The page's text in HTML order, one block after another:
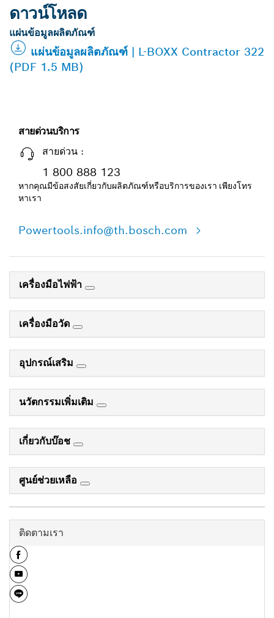
ดาวน์โหลด
แผ่นข้อมูลผลิตภัณฑ์
แผ่นข้อมูลผลิตภัณฑ์ | L-BOXX Contractor 322
(PDF 1.5 MB)
สายด่วนบริการ
สายด่วน :
1 800 888 123
หากคุณมีข้อสงสัยเกี่ยวกับผลิตภัณฑ์หรือบริการของเรา เพียงโทร
หาเรา
Powertools.info@th.bosch.com
เครื่องมือไฟฟ้า
เครื่องมือวัด
อุปกรณ์เสริม
นวัตกรรมเพิ่มเติม
เกี่ยวกับบ๊อช
ศูนย์ช่วยเหลือ
ติดตามเรา